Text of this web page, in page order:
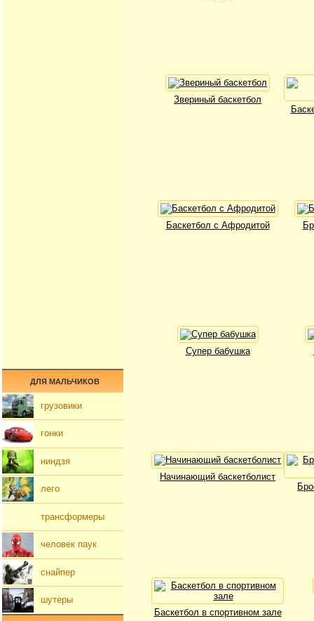
Звериный баскетбол
Баскетбол с Афродитой
Супер бабушка
Начинающий баскетболист
Баскетбол в спортивном зале
ДЛЯ МАЛЬЧИКОВ
грузовики
гонки
ниндзя
лего
трансформеры
человек паук
снайпер
шутеры